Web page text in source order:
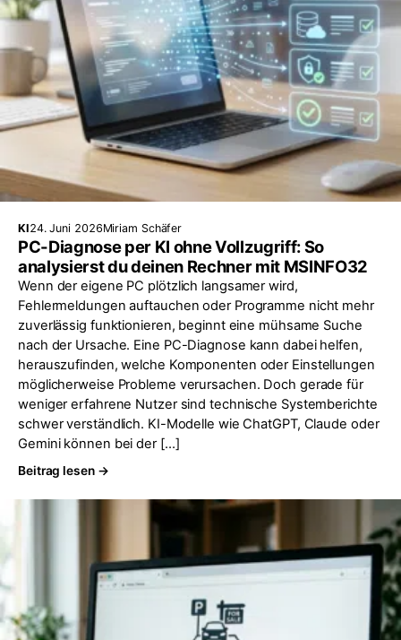
KI24. Juni 2026Miriam Schäfer
PC-Diagnose per KI ohne Vollzugriff: So
analysierst du deinen Rechner mit MSINFO32
Wenn der eigene PC plötzlich langsamer wird,
Fehlermeldungen auftauchen oder Programme nicht mehr
zuverlässig funktionieren, beginnt eine mühsame Suche
nach der Ursache. Eine PC-Diagnose kann dabei helfen,
herauszufinden, welche Komponenten oder Einstellungen
möglicherweise Probleme verursachen. Doch gerade für
weniger erfahrene Nutzer sind technische Systemberichte
schwer verständlich. KI-Modelle wie ChatGPT, Claude oder
Gemini können bei der […]
Beitrag lesen →